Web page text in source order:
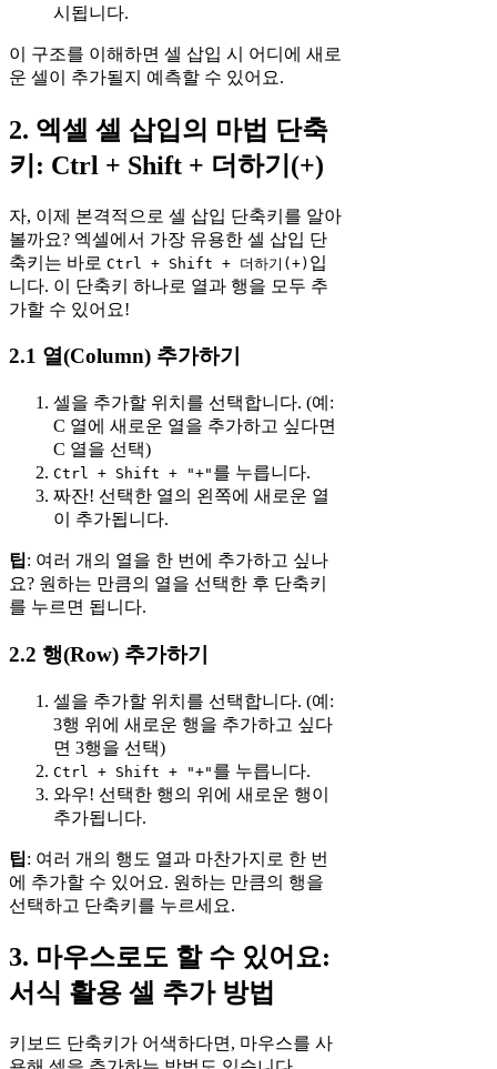
시됩니다.
이 구조를 이해하면 셀 삽입 시 어디에 새로
운 셀이 추가될지 예측할 수 있어요.
2. 엑셀 셀 삽입의 마법 단축
키: Ctrl + Shift + 더하기(+)
자, 이제 본격적으로 셀 삽입 단축키를 알아
볼까요? 엑셀에서 가장 유용한 셀 삽입 단
축키는 바로 Ctrl + Shift + 더하기(+) 입
니다. 이 단축키 하나로 열과 행을 모두 추
가할 수 있어요!
2.1 열(Column) 추가하기
셀을 추가할 위치를 선택합니다. (예:
C 열에 새로운 열을 추가하고 싶다면
C 열을 선택)
Ctrl + Shift + "+" 를 누릅니다.
짜잔! 선택한 열의 왼쪽에 새로운 열
이 추가됩니다.
팁: 여러 개의 열을 한 번에 추가하고 싶나
요? 원하는 만큼의 열을 선택한 후 단축키
를 누르면 됩니다.
2.2 행(Row) 추가하기
셀을 추가할 위치를 선택합니다. (예:
3행 위에 새로운 행을 추가하고 싶다
면 3행을 선택)
Ctrl + Shift + "+" 를 누릅니다.
와우! 선택한 행의 위에 새로운 행이
추가됩니다.
팁: 여러 개의 행도 열과 마찬가지로 한 번
에 추가할 수 있어요. 원하는 만큼의 행을
선택하고 단축키를 누르세요.
3. 마우스로도 할 수 있어요:
서식 활용 셀 추가 방법
키보드 단축키가 어색하다면, 마우스를 사